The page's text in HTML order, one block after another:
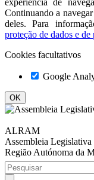
Continuando a
deles. Para
proteção de dados e
Cookies facultativos
Google
ALRAM
Assembleia Legislativa
Região Autónoma da